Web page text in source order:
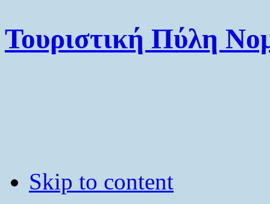
Τουριστική Πύλη
Skip to content